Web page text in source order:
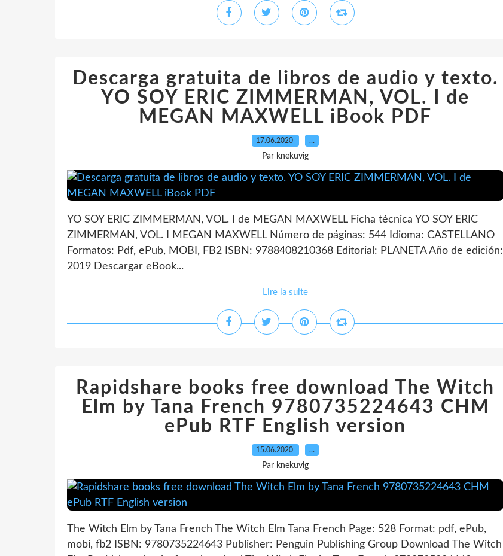
Descarga gratuita de libros de audio y texto.
YO SOY ERIC ZIMMERMAN, VOL. I de
MEGAN MAXWELL iBook PDF
17.06.2020 …
Par knekuvig
YO SOY ERIC ZIMMERMAN, VOL. I de MEGAN MAXWELL Ficha técnica YO SOY ERIC
ZIMMERMAN, VOL. I MEGAN MAXWELL Número de páginas: 544 Idioma: CASTELLANO
Formatos: Pdf, ePub, MOBI, FB2 ISBN: 9788408210368 Editorial: PLANETA Año de edición:
2019 Descargar eBook...
Lire la suite
Rapidshare books free download The Witch
Elm by Tana French 9780735224643 CHM
ePub RTF English version
15.06.2020 …
Par knekuvig
The Witch Elm by Tana French The Witch Elm Tana French Page: 528 Format: pdf, ePub,
mobi, fb2 ISBN: 9780735224643 Publisher: Penguin Publishing Group Download The Witch